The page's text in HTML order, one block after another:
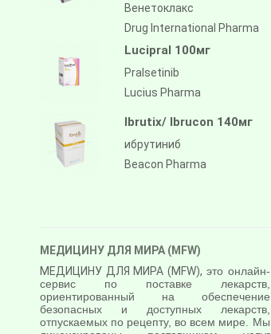
Венетоклакс
Drug International Pharma
Lucipral 100мг
Pralsetinib
Lucius Pharma
Ibrutix/ Ibrucon 140мг
ибрутиниб
Beacon Pharma
МЕДИЦИНУ ДЛЯ МИРА (MFW)
МЕДИЦИНУ ДЛЯ МИРА (MFW), это онлайн-
сервис по поставке лекарств,
ориентированный на обеспечение
безопасных и доступных лекарств,
отпускаемых по рецепту, во всем мире. Мы